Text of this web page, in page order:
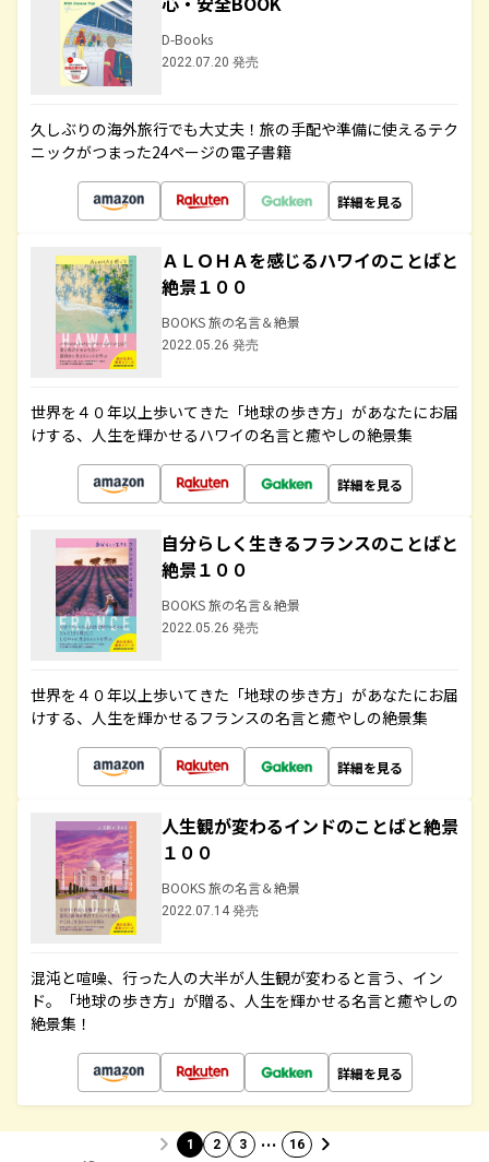
D-Books
2022.07.20 発売
久しぶりの海外旅行でも大丈夫！旅の手配や準備に使えるテク
ニックがつまった24ページの電子書籍
詳細を見る
ＡＬＯＨＡを感じるハワイのことばと
絶景１００
BOOKS 旅の名言＆絶景
2022.05.26 発売
世界を４０年以上歩いてきた「地球の歩き方」があなたにお届
けする、人生を輝かせるハワイの名言と癒やしの絶景集
詳細を見る
自分らしく生きるフランスのことばと
絶景１００
BOOKS 旅の名言＆絶景
2022.05.26 発売
世界を４０年以上歩いてきた「地球の歩き方」があなたにお届
けする、人生を輝かせるフランスの名言と癒やしの絶景集
詳細を見る
人生観が変わるインドのことばと絶景
１００
BOOKS 旅の名言＆絶景
2022.07.14 発売
混沌と喧噪、行った人の大半が人生観が変わると言う、イン
ド。「地球の歩き方」が贈る、人生を輝かせる名言と癒やしの
絶景集！
詳細を見る
1 2 3 … 16